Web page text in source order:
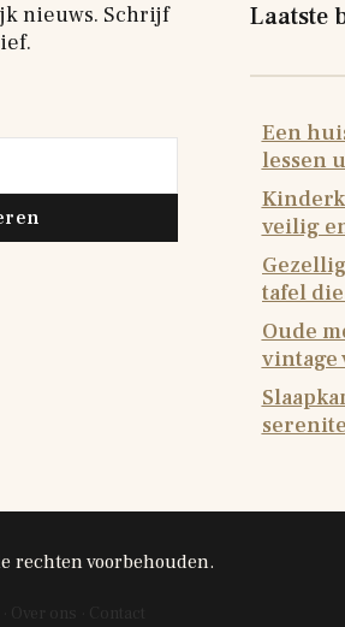
nieuws. Schrijf
Laatste
Een
lessen
veilig
tafel
Oude
vintage
rechten voorbehouden.